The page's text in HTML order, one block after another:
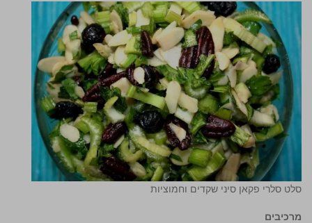
סלט סלרי פקאן סיני שקדים וחמוציות
מרכיבים